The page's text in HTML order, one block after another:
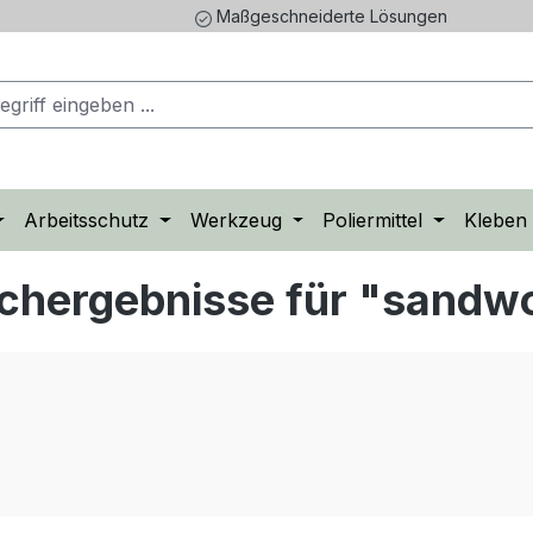
Maßgeschneiderte Lösungen
Arbeitsschutz Werkzeug Poliermittel Kleben
für